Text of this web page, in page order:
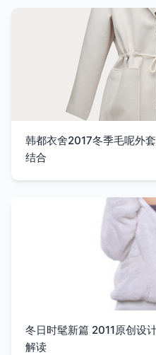
韩都衣舍2017冬季毛呢外
结合
冬日时髦新篇 2011原创设
解读